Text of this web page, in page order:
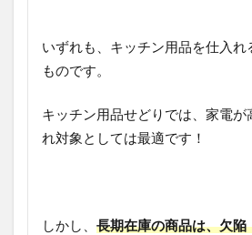
いずれも、キッチン用品を仕入れ
ものです。
キッチン用品せどりでは、家電が
れ対象としては最適です！
しかし、 長期在庫の商品は、欠陥